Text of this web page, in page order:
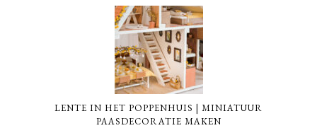
LENTE IN HET POPPENHUIS | MINIATUUR
PAASDECORATIE MAKEN